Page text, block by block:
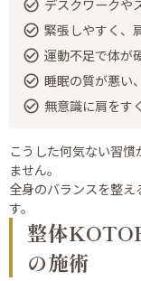
デスクワークや
緊張しやすく、
運動不足で体が
睡眠の質が悪い
無意識に肩をす
こうした何気ない習
ません。
全身のバランスを整
す。
整体
の施術